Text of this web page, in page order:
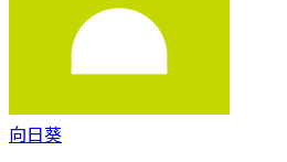
向日葵